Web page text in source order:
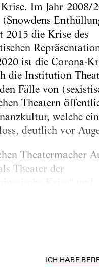
Im Jahr 2008/
2015 die Krise des
ist die Corona-
die Institution
Fälle von
Theatern
welche
deutlich vor
Theatermacher
Theater der
ICH HABE